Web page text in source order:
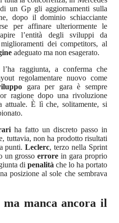
di un Gp gli aggiornamenti sulla
dopo il dominio schiacciante
per affinare ulteriormente le
l’entità degli sviluppi da
dei competitors, al
adeguato ma non esagerato.
raggiunta, a conferma che
regolamentare nuovo come
gara per gara è sempre
ragione dopo una rivoluzione
attuale. È lì che, solitamente, si
ha fatto un discreto passo in
tuttavia, non ha prodotto risultati
punti.Leclerc, terzo nella Sprint
un grossoerrorein gara proprio
di penalità che lo ha portato
posizione al sole che sembrava
manca ancora il